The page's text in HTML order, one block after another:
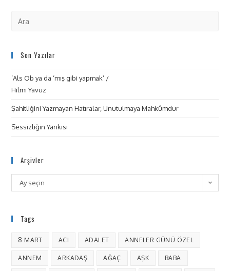
Son Yazılar
‘Als Ob ya da ‘mış gibi yapmak’ /
Hilmi Yavuz
Şahitliğini Yazmayan Hatıralar, Unutulmaya Mahkûmdur
Sessizliğin Yankısı
Arşivler
Ay seçin
Tags
8 MART ACI ADALET ANNELER GÜNÜ ÖZEL
ANNEM ARKADAŞ AĞAÇ AŞK BABA